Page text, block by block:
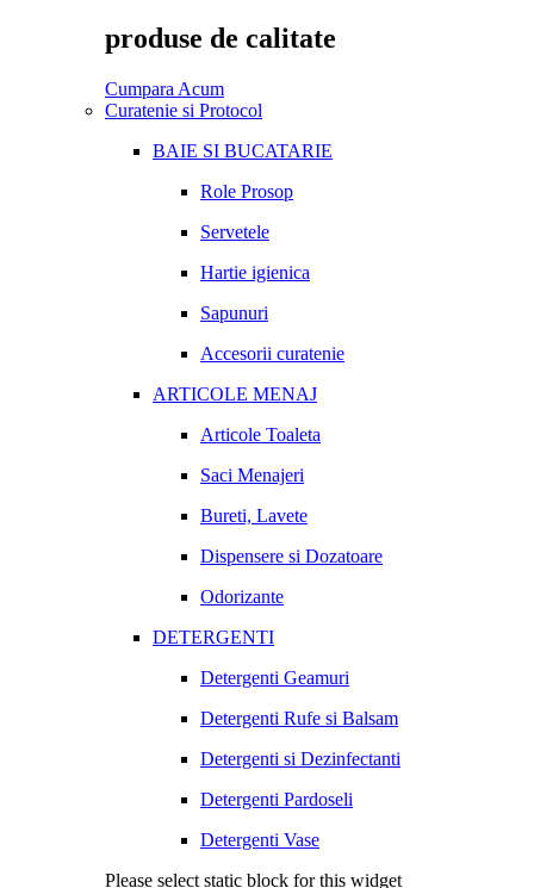
produse de calitate
Cumpara Acum
Curatenie si Protocol
BAIE SI BUCATARIE
Role Prosop
Servetele
Hartie igienica
Sapunuri
Accesorii curatenie
ARTICOLE MENAJ
Articole Toaleta
Saci Menajeri
Bureti, Lavete
Dispensere si Dozatoare
Odorizante
DETERGENTI
Detergenti Geamuri
Detergenti Rufe si Balsam
Detergenti si Dezinfectanti
Detergenti Pardoseli
Detergenti Vase
Please select static block for this widget